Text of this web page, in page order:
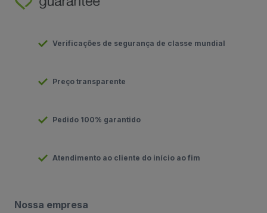
Verificações de segurança de classe mundial
Preço transparente
Pedido 100% garantido
Atendimento ao cliente do início ao fim
Nossa empresa